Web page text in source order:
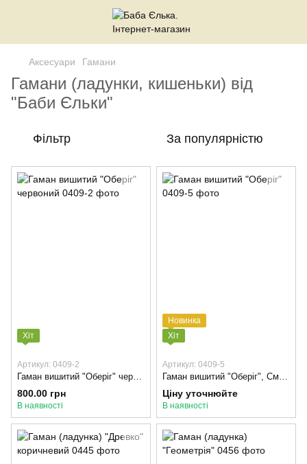
Аксесуари Гамани
Гамани (ладунки, кишеньки) від
"Баби Єльки"
Фільтр За популярністю
Хіт
Артикул: 0409-2
Гаман вишитий "Оберіг" червоний
800.00 грн
В наявності
Новинка
Хіт
Артикул: 0409-5
Гаман вишитий "Оберіг", Смарагдовий
Ціну уточнюйте
В наявності